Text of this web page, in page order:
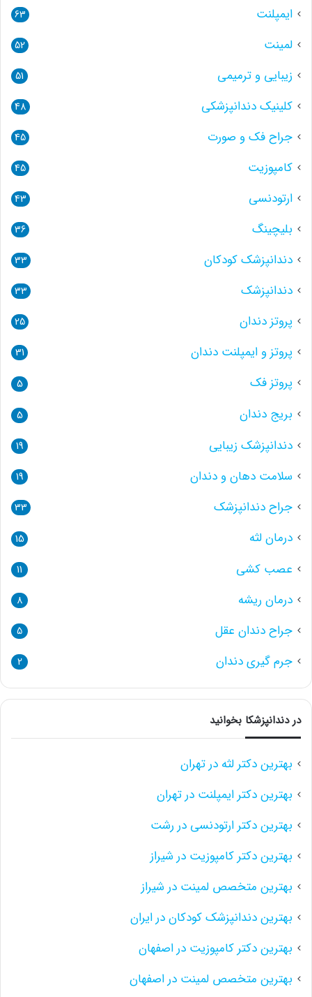
ایمپلنت 63
لمینت 52
زیبایی و ترمیمی 51
کلینیک دندانپزشکی 48
جراح فک و صورت 45
کامپوزیت 45
ارتودنسی 43
بلیچینگ 36
دندانپزشک کودکان 33
دندانپزشک 33
پروتز دندان 25
پروتز و ایمپلنت دندان 31
پروتز فک 5
بریج دندان 5
دندانپزشک زیبایی 19
سلامت دهان و دندان 19
جراح دندانپزشک 33
درمان لثه 15
عصب کشی 11
درمان ریشه 8
جراح دندان عقل 5
جرم گیری دندان 2
در دندانپزشکا بخوانید
بهترین دکتر لثه در تهران
بهترین دکتر ایمپلنت در تهران
بهترین دکتر ارتودنسی در رشت
بهترین دکتر کامپوزیت در شیراز
بهترین متخصص لمینت در شیراز
بهترین دندانپزشک کودکان در ایران
بهترین دکتر کامپوزیت در اصفهان
بهترین متخصص لمینت در اصفهان